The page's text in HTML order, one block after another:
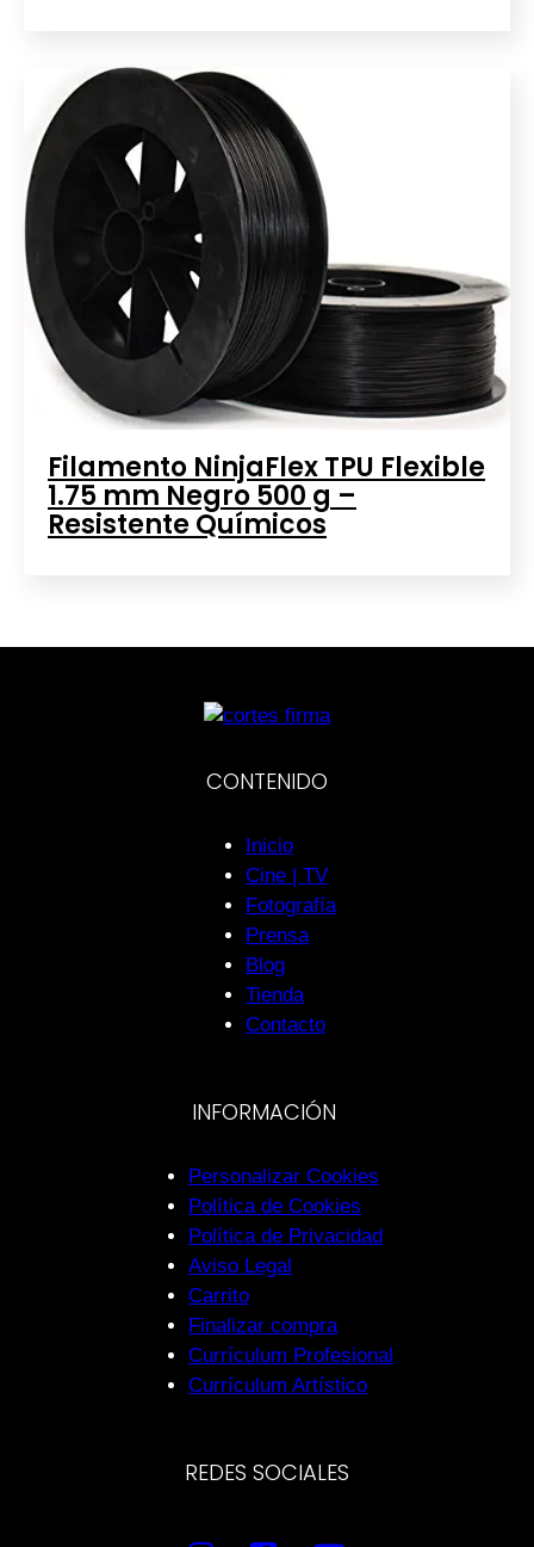
Filamento NinjaFlex TPU Flexible
1.75 mm Negro 500 g –
Resistente Químicos
CONTENIDO
Inicio
Cine | TV
Fotografía
Prensa
Blog
Tienda
Contacto
INFORMACIÓN
Personalizar Cookies
Política de Cookies
Política de Privacidad
Aviso Legal
Carrito
Finalizar compra
Currículum Profesional
Currículum Artístico
REDES SOCIALES